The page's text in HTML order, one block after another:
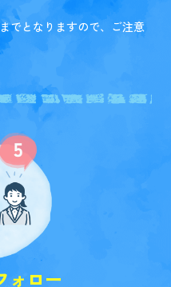
でとなりますので、ご注意
ォロー